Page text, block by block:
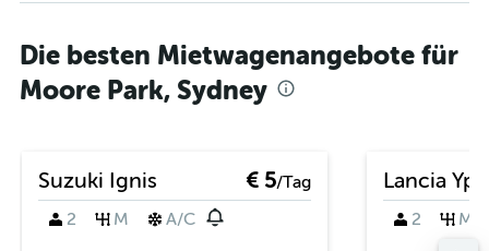
Die besten Mietwagenangebote für
Moore Park, Sydney
Suzuki Ignis € 5/Tag
2
M A/C
Lancia
2 M